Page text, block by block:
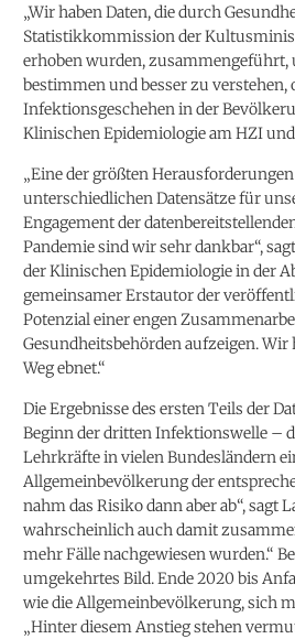
„Wir haben Daten, die durch
Statistikkommission der
erhoben wurden,
bestimmen und besser zu verstehen,
Infektionsgeschehen in der
Klinischen Epidemiologie am HZI
„Eine der größten
unterschiedlichen Datensätze für
Engagement der
Pandemie sind wir sehr dankbar“,
der Klinischen Epidemiologie in der
gemeinsamer Erstautor der
Potenzial einer engen
Gesundheitsbehörden aufzeigen.
Weg ebnet.“
Die Ergebnisse des ersten Teils der
Beginn der dritten Infektionswelle –
Lehrkräfte in vielen Bundesländern
Allgemeinbevölkerung der
nahm das Risiko dann aber ab“, sagt
wahrscheinlich auch damit
mehr Fälle nachgewiesen wurden.“
umgekehrtes Bild. Ende 2020 bis
wie die Allgemeinbevölkerung, sich
„Hinter diesem Anstieg stehen